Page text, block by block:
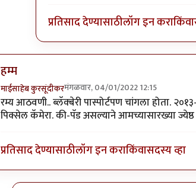
प्रतिसाद देण्यासाठीलॉग इन कराकिंवा
हम्म
माईसाहेब कुरसूंदीकरमंगळवार, 04/01/2022 12:15
रम्य आठवणी.. ब्लॅक्बेरी पास्पोर्टपण चांगला होता.
पिक्सेल कॅमेरा. की-पॅड असल्याने आमच्यासारख्या ज्येष्ठ
प्रतिसाद देण्यासाठीलॉग इन कराकिंवासदस्य व्हा